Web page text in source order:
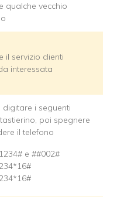
qualche vecchio
il servizio clienti
interessata
digitare i seguenti
poi spegnere
il telefono
e ##002#